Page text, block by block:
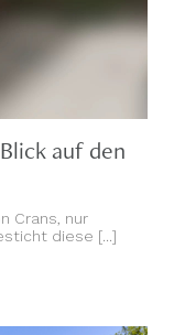
auf den
Crans, nur
diese [...]